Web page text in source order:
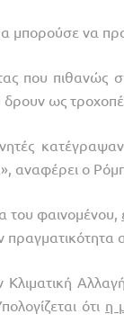
μπορούσε να
που πιθανώς
ως
αναφέρει ο
του φαινομένου,
Κλιματική
ότι η